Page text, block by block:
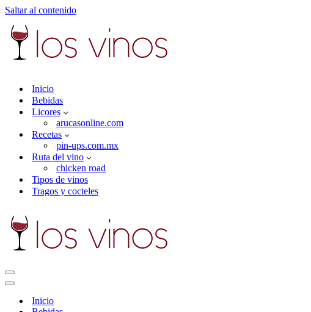
Saltar al contenido
Inicio
Bebidas
Licores
arucasonline.com
Recetas
pin-ups.com.mx
Ruta del vino
chicken road
Tipos de vinos
Tragos y cocteles
Menú
de
Menú
navegación
Inicio